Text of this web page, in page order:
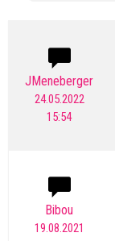
JMeneberger
24.05.2022
15:54
Bibou
19.08.2021